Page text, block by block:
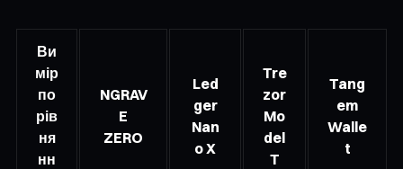
Ви
мір
по
рів
ня
нн
NGRAV
E
ZERO
Led
ger
Nan
o X
Tre
zor
Mo
del
T
Tang
em
Walle
t